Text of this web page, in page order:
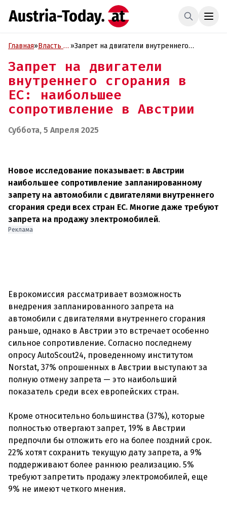
Главная»Власть и »Запрет на двигатели внутреннего
сопротивление в Австрии
Запрет на двигатели
внутреннего сгорания в
ЕС: наибольшее
сопротивление в Австрии
Суббота, 5 Апреля 2025
Новое исследование показывает: в Австрии
наибольшее сопротивление запланированному
запрету на автомобили с двигателями внутреннего
сгорания среди всех стран ЕС. Многие даже требуют
запрета на продажу электромобилей.
Реклама
Еврокомиссия рассматривает возможность
внедрения запланированного запрета на
автомобили с двигателями внутреннего сгорания
раньше, однако в Австрии это встречает особенно
сильное сопротивление. Согласно последнему
опросу AutoScout24, проведенному институтом
Norstat, 37% опрошенных в Австрии выступают за
полную отмену запрета — это наибольший
показатель среди всех европейских стран.
Кроме относительно большинства (37%), которые
полностью отвергают запрет, 19% в Австрии
предпочли бы отложить его на более поздний срок.
22% хотят сохранить текущую дату запрета, а 9%
поддерживают более раннюю реализацию. 5%
требуют запретить продажу электромобилей, еще
9% не имеют четкого мнения.